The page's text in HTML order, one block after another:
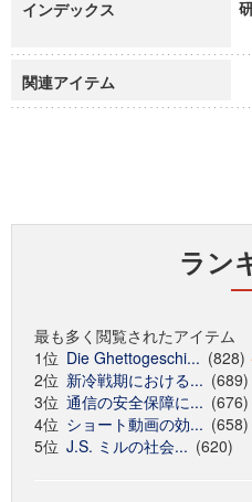
インデックス
関連アイテム
ラン
最も多く閲覧されたアイテム
1位 Die Ghettogeschi... (828)
2位 新冷戦期における... (689)
3位 通信の安全保障に... (676)
4位 ショート動画の効... (658)
5位 J.S. ミルの社会... (620)